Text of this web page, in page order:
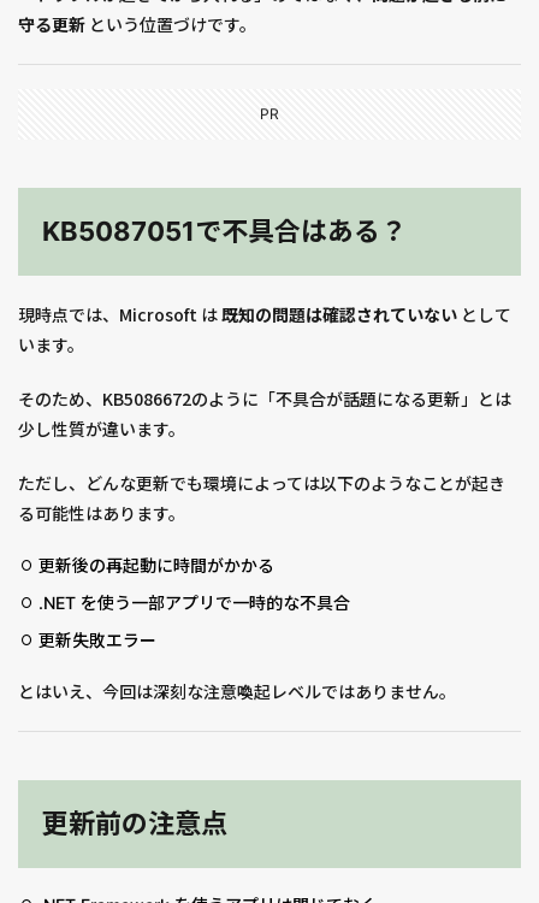
守る更新 という位置づけです。
PR
KB5087051で不具合はある？
現時点では、Microsoft は既知の問題は確認されていない として
います。
そのため、KB5086672のように「不具合が話題になる更新」とは
少し性質が違います。
ただし、どんな更新でも環境によっては以下のようなことが起き
る可能性はあります。
更新後の再起動に時間がかかる
.NET を使う一部アプリで一時的な不具合
更新失敗エラー
とはいえ、今回は深刻な注意喚起レベルではありません。
更新前の注意点